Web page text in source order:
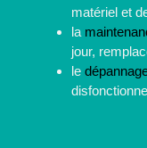
matériel et
la
jour,
le